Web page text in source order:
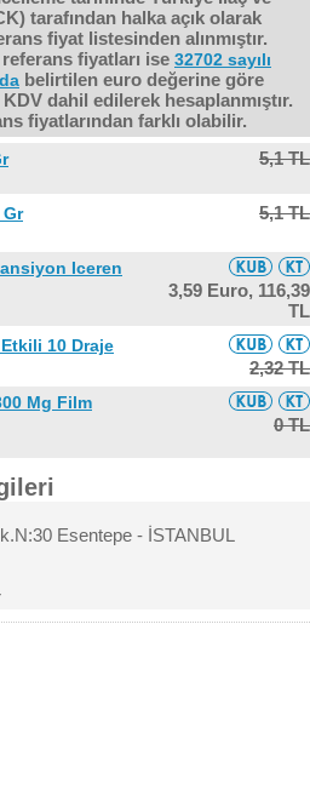
tarafından halka açık olarak
fiyat listesinden alınmıştır.
fiyatları ise 32702 sayılı
belirtilen euro değerine göre
dahil edilerek hesaplanmıştır.
fiyatlarından farklı olabilir.
5,1 TL
Gr 5,1 TL
Iceren
3,59 Euro, 116,39
TL
10 Draje
2,32 TL
Mg Film
0 TL
Esentepe - İSTANBUL